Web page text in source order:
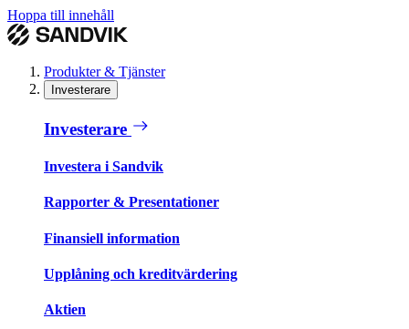
Hoppa till innehåll
Produkter & Tjänster
Investerare
Investerare
Investera i Sandvik
Rapporter & Presentationer
Finansiell information
Upplåning och kreditvärdering
Aktien